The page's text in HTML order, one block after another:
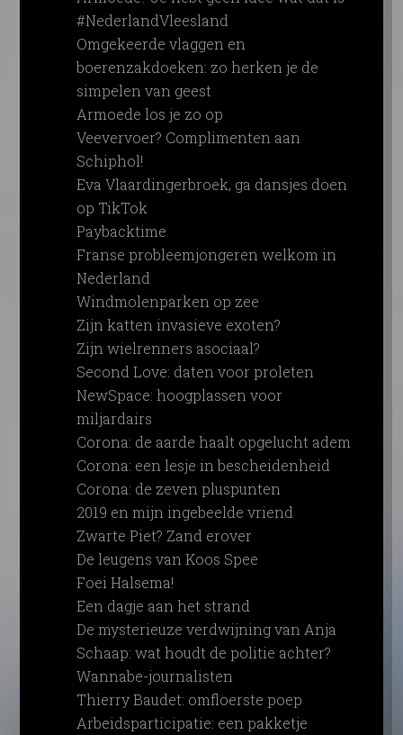
#NederlandVleesland
Omgekeerde vlaggen en
boerenzakdoeken: zo herken je de
simpelen van geest
Armoede los je zo op
Veevervoer? Complimenten aan
Schiphol!
Eva Vlaardingerbroek, ga dansjes doen
op TikTok
Paybacktime
Franse probleemjongeren welkom in
Nederland
Windmolenparken op zee
Zijn katten invasieve exoten?
Zijn wielrenners asociaal?
Second Love: daten voor proleten
NewSpace: hoogplassen voor
miljardairs
Corona: de aarde haalt opgelucht adem
Corona: een lesje in bescheidenheid
Corona: de zeven pluspunten
2019 en mijn ingebeelde vriend
Zwarte Piet? Zand erover
De leugens van Koos Spee
Foei Halsema!
Een dagje aan het strand
De mysterieuze verdwijning van Anja
Schaap: wat houdt de politie achter?
Wannabe-journalisten
Thierry Baudet: omfloerste poep
Arbeidsparticipatie: een pakketje